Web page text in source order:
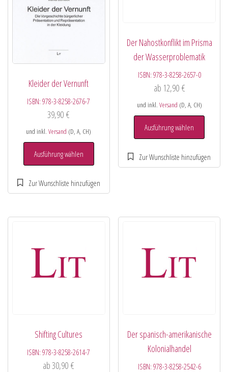
Kleider der Vernunft
ISBN:978-3-8258-2676-7
39,90€
und inkl.Versand (D, A, CH)
Ausführung wählen
Der Nahostkonflikt im Prisma
der Wasserproblematik
ISBN: 978-3-8258-2657-0
ab 12,90 €
und inkl. Versand (D, A, CH)
Ausführung wählen
Shifting Cultures
ISBN:978-3-8258-2614-7
ab30,90€
Der spanisch-amerikanische
Kolonialhandel
ISBN: 978-3-8258-2542-6